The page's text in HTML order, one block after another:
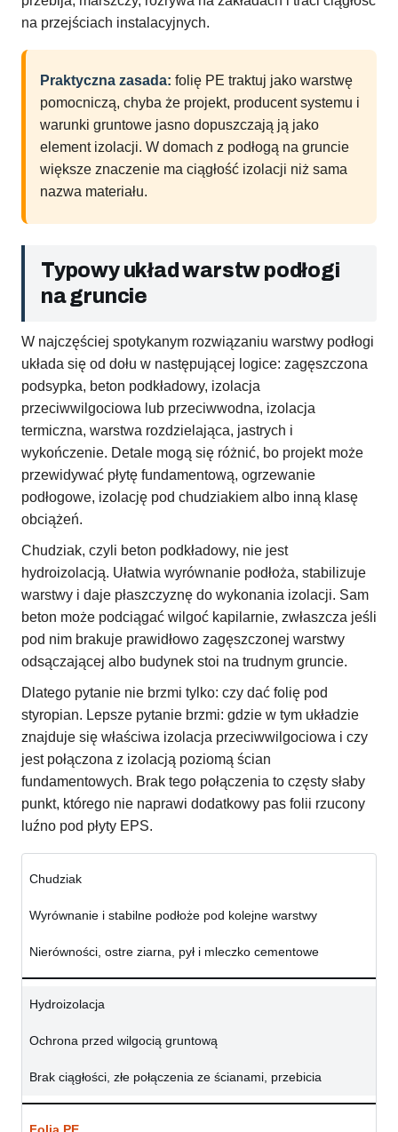
na przejściach instalacyjnych.
Praktyczna zasada: folię PE traktuj jako warstwę
pomocniczą, chyba że projekt, producent systemu i
warunki gruntowe jasno dopuszczają ją jako
element izolacji. W domach z podłogą na gruncie
większe znaczenie ma ciągłość izolacji niż sama
nazwa materiału.
Typowy układ warstw podłogi
na gruncie
W najczęściej spotykanym rozwiązaniu warstwy podłogi
układa się od dołu w następującej logice: zagęszczona
podsypka, beton podkładowy, izolacja
przeciwwilgociowa lub przeciwwodna, izolacja
termiczna, warstwa rozdzielająca, jastrych i
wykończenie. Detale mogą się różnić, bo projekt może
przewidywać płytę fundamentową, ogrzewanie
podłogowe, izolację pod chudziakiem albo inną klasę
obciążeń.
Chudziak, czyli beton podkładowy, nie jest
hydroizolacją. Ułatwia wyrównanie podłoża, stabilizuje
warstwy i daje płaszczyznę do wykonania izolacji. Sam
beton może podciągać wilgoć kapilarnie, zwłaszcza jeśli
pod nim brakuje prawidłowo zagęszczonej warstwy
odsączającej albo budynek stoi na trudnym gruncie.
Dlatego pytanie nie brzmi tylko: czy dać folię pod
styropian. Lepsze pytanie brzmi: gdzie w tym układzie
znajduje się właściwa izolacja przeciwwilgociowa i czy
jest połączona z izolacją poziomą ścian
fundamentowych. Brak tego połączenia to częsty słaby
punkt, którego nie naprawi dodatkowy pas folii rzucony
luźno pod płyty EPS.
Chudziak
Wyrównanie i stabilne podłoże pod kolejne warstwy
Nierówności, ostre ziarna, pył i mleczko cementowe
Hydroizolacja
Ochrona przed wilgocią gruntową
Brak ciągłości, złe połączenia ze ścianami, przebicia